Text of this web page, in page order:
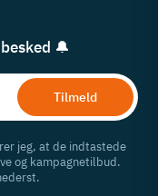
🔔
Tilmeld
jeg, at de indtastede
og kampagnetilbud.